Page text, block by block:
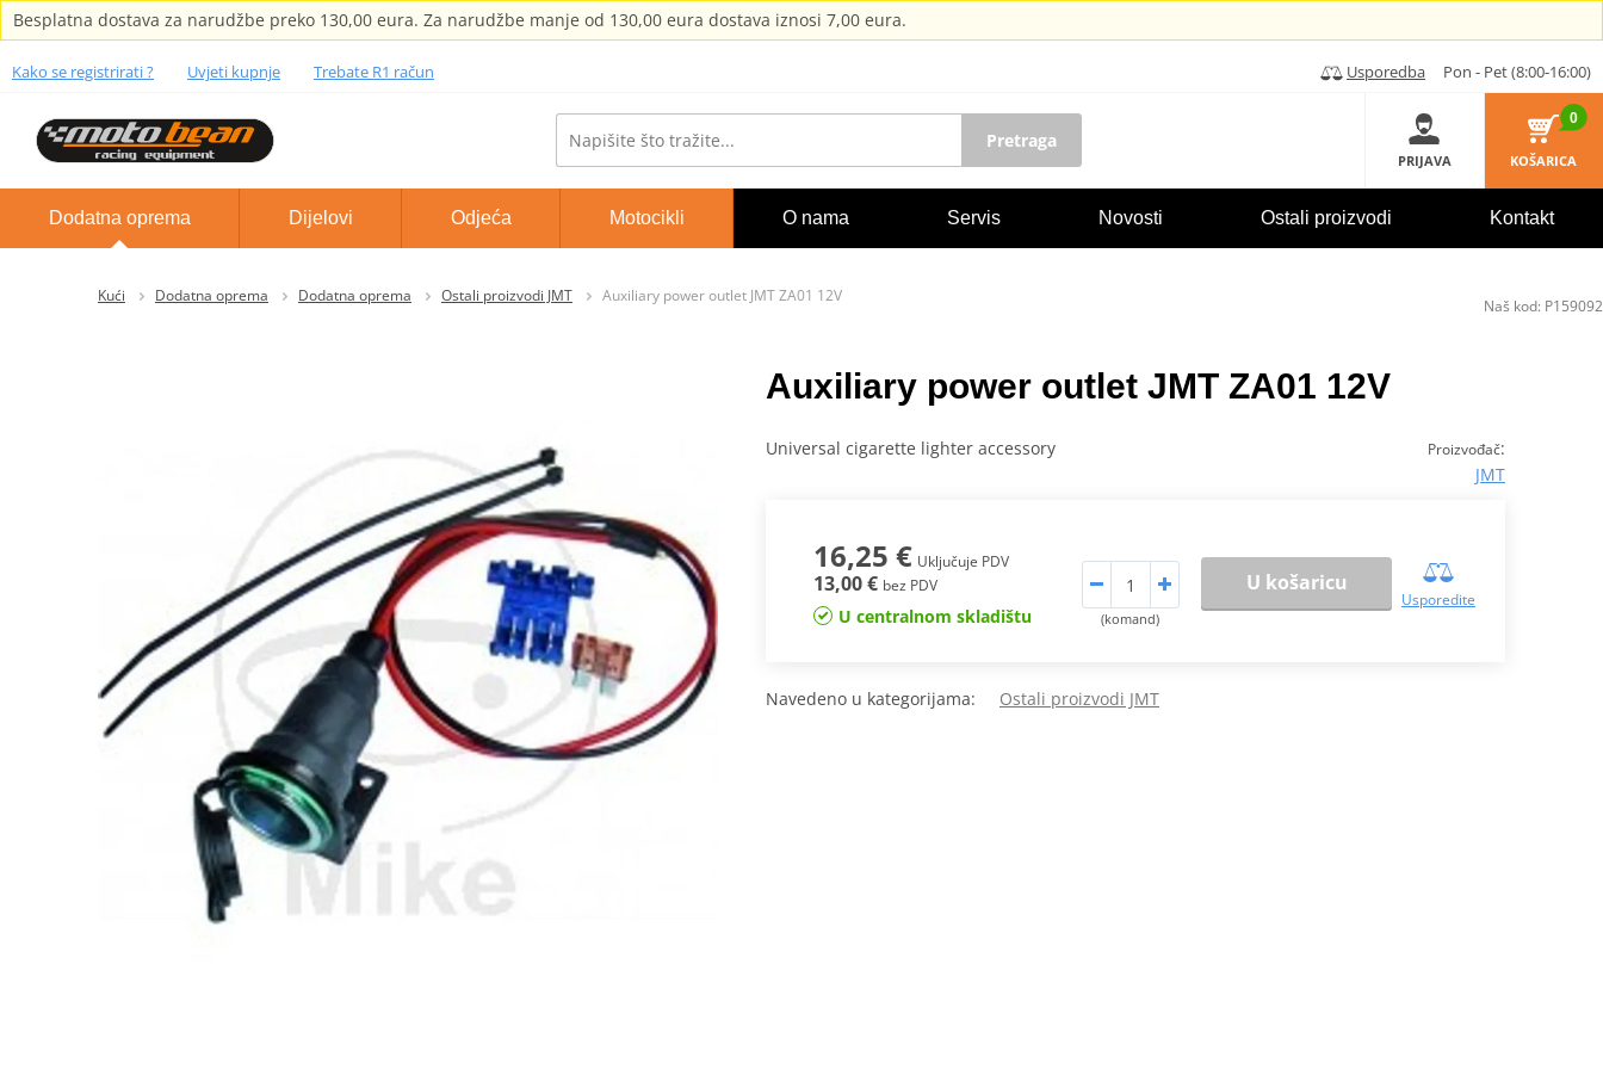
Besplatna dostava za narudžbe preko 130,00 eura. Za narudžbe manje od 130,00 eura dostava iznosi 7,00 eura.
Kako se registrirati ? Uvjeti kupnje Trebate R1 račun Usporedba Pon - Pet (8:00-16:00)
Pretraga
PRIJAVA
0
KOŠARICA
Dodatna oprema Dijelovi Odjeća Motocikli O nama Servis Novosti Ostali proizvodi Kontakt
Kući Dodatna oprema Dodatna oprema Ostali proizvodi JMT Auxiliary power outlet JMT ZA01 12V
Auxiliary power outlet JMT ZA01 12V
Proizvođač:
JMT
Universal cigarette lighter accessory
16,25 € Uključuje PDV
13,00 € bez PDV
U centralnom skladištu (komand)
U košaricu
Usporedite
Navedeno u kategorijama: Ostali proizvodi JMT
Naš kod: P159092